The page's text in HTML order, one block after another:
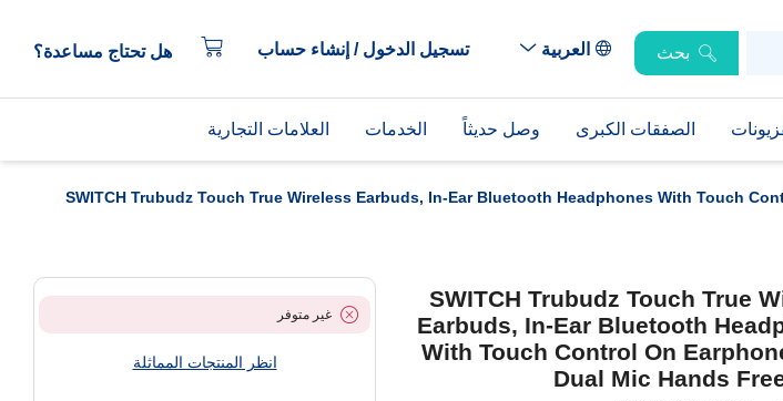
بحث العربية تسجيل الدخول / إنشاء حساب هل تحتاج مساعدة؟
الصفقات الكبرى وصل حديثاً الخدمات العلامات التجارية
SWITCH Trubudz Touch True Wireless Earbuds, In-Ear Bluetooth Headphones With Touch
SWITCH Trubudz Touch True
Earbuds, In-Ear Bluetooth
With Touch Control On
Dual Mic Hands
غير متوفر
انظر المنتجات المماثلة